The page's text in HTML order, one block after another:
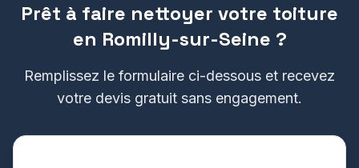
Prêt à faire nettoyer votre toiture
en Romilly-sur-Seine ?
Remplissez le formulaire ci-dessous et recevez
votre devis gratuit sans engagement.